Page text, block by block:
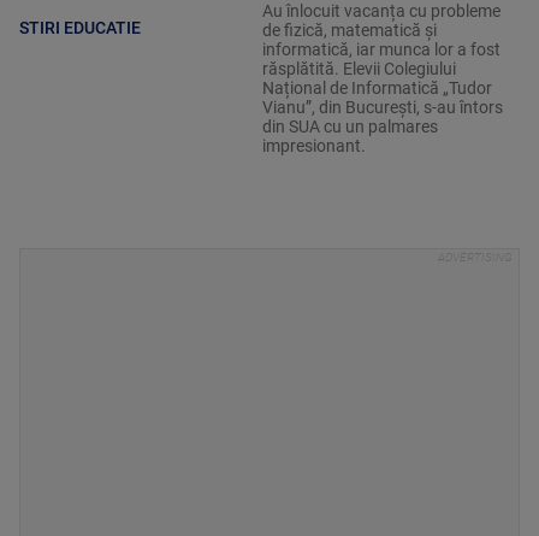
STIRI EDUCATIE
Au înlocuit vacanța cu probleme
de fizică, matematică și
informatică, iar munca lor a fost
răsplătită. Elevii Colegiului
Național de Informatică „Tudor
Vianu”, din București, s-au întors
din SUA cu un palmares
impresionant.